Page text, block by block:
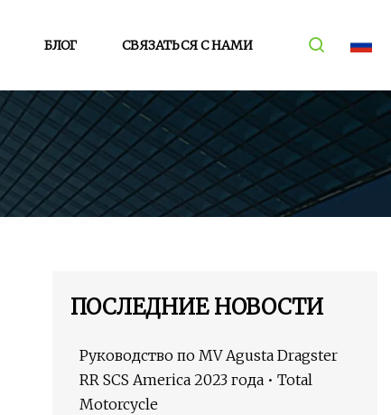
БЛОГ СВЯЗАТЬСЯ С НАМИ
ПОСЛЕДНИЕ НОВОСТИ
Руководство по MV Agusta Dragster
RR SCS America 2023 года • Total
Motorcycle